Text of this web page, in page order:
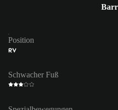
Position
RV
Schwacher Fuß